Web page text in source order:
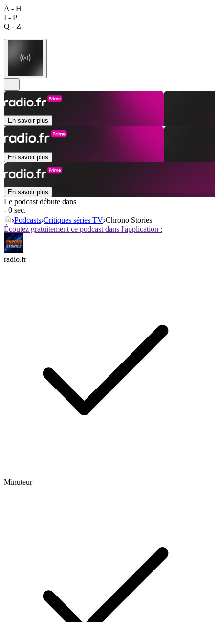
A - H
I - P
Q - Z
En savoir plus
En savoir plus
En savoir plus
Le podcast débute dans
- 0 sec.
Podcasts Critiques séries TV Chrono Stories
Écoutez gratuitement ce podcast dans l'application :
radio.fr
Minuteur